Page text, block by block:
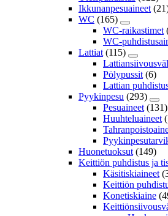
Ikkunanpesuaineet
WC (165)
WC-raikastimet
WC-
Lattiat (115)
Pölypussit (6)
Lattian
Pyykinpesu (293)
Pesuaineet (131)
Huuhteluaineet
Huonetuoksut (149)
Keittiön puhdistus ja
Käsitiskiaineet
Keittiön
Konetiskiaine